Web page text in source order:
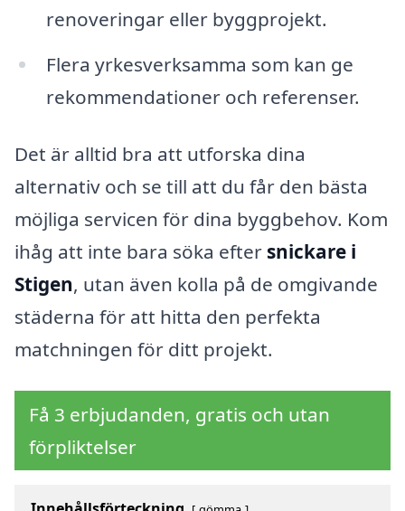
renoveringar eller byggprojekt.
Flera yrkesverksamma som kan ge
rekommendationer och referenser.
Det är alltid bra att utforska dina
alternativ och se till att du får den bästa
möjliga servicen för dina byggbehov. Kom
ihåg att inte bara söka efter snickare i
Stigen, utan även kolla på de omgivande
städerna för att hitta den perfekta
matchningen för ditt projekt.
Få 3 erbjudanden, gratis och utan
förpliktelser